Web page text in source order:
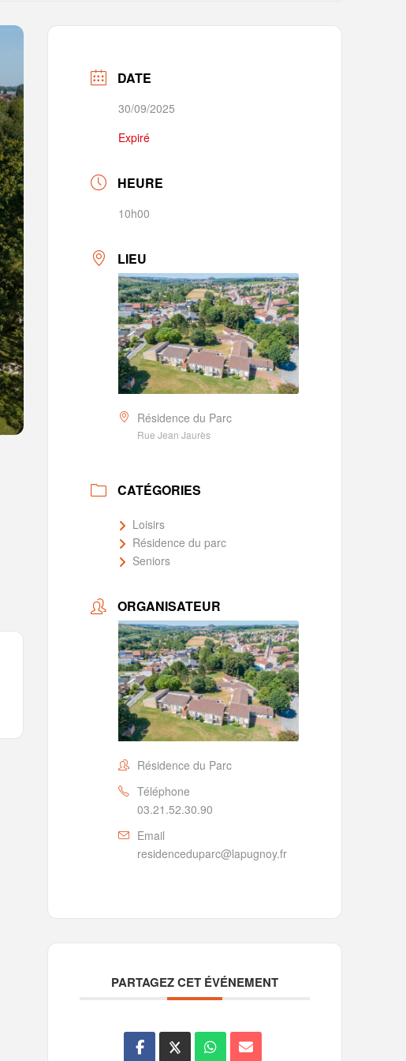
DATE
30/09/2025
Expiré
HEURE
10h00
LIEU
Résidence du Parc
Rue Jean Jaurès
CATÉGORIES
Loisirs
Résidence du parc
Seniors
ORGANISATEUR
Résidence du Parc
Téléphone
03.21.52.30.90
Email
residenceduparc@lapugnoy.fr
PARTAGEZ CET ÉVÉNEMENT